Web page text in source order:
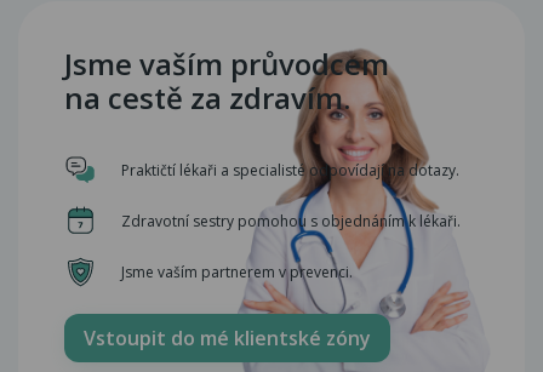
Jsme vaším průvodcem
na cestě za zdravím.
Praktičtí lékaři a specialisté odpovídají na dotazy.
Zdravotní sestry pomohou s objednáním k lékaři.
Jsme vaším partnerem v prevenci.
Vstoupit do mé klientské zóny